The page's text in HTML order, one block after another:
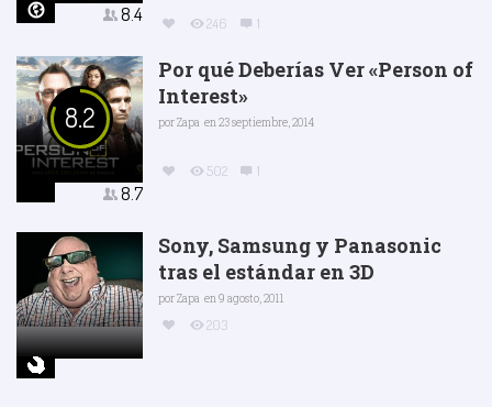
8.4 246 1
8.2
8.7
Por qué Deberías Ver «Person of
Interest»
porZapa en 23 septiembre, 2014
502 1
Sony, Samsung y Panasonic
tras el estándar en 3D
porZapa en 9 agosto, 2011
203